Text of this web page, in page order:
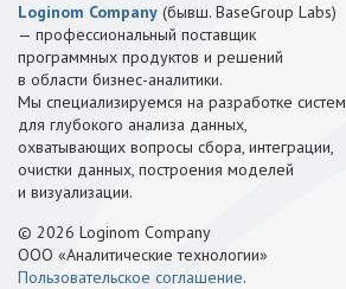
Loginom Company (бывш. BaseGroup Labs)
— профессиональный поставщик
программных продуктов и решений
в области бизнес-аналитики.
Мы специализируемся на разработке систем
для глубокого анализа данных,
охватывающих вопросы сбора, интеграции,
очистки данных, построения моделей
и визуализации.
© 2026 Loginom Company
ООО «Аналитические технологии»
Пользовательское соглашение.